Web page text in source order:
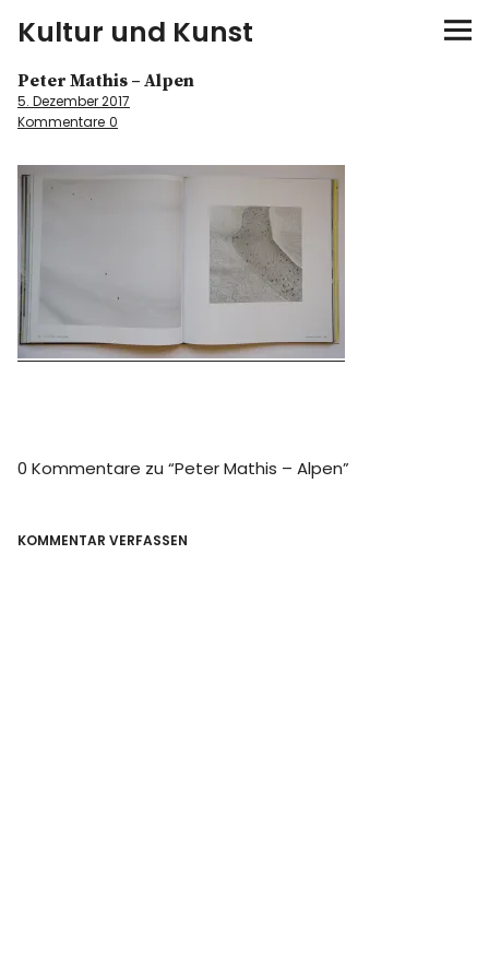
Kultur und Kunst
kultur & kunst
Spiele
Konzerte
Museen bei…
Peter Mathis – Alpen
5. Dezember 2017
Kommentare 0
0 Kommentare zu “Peter Mathis – Alpen”
KOMMENTAR VERFASSEN